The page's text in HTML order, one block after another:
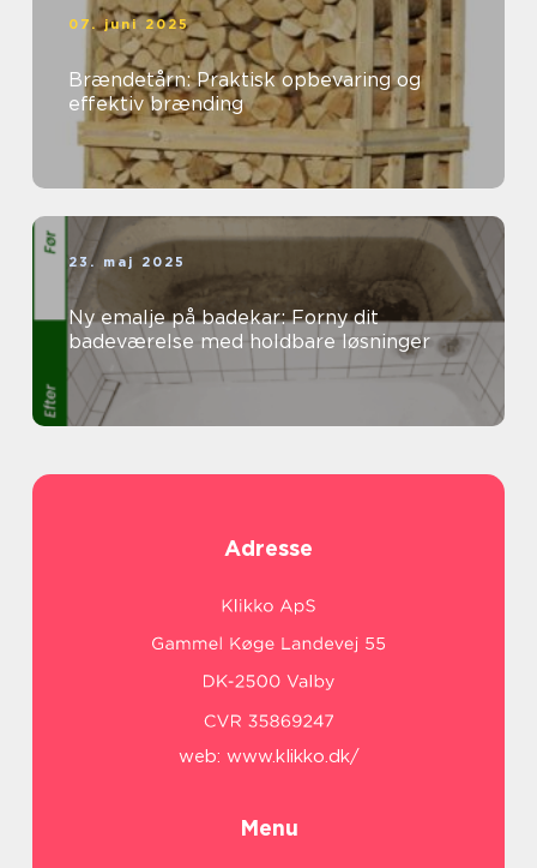
07. juni 2025
Brændetårn: Praktisk opbevaring og
effektiv brænding
23. maj 2025
Ny emalje på badekar: Forny dit
badeværelse med holdbare løsninger
Adresse
web: www.klikko.dk/
Menu